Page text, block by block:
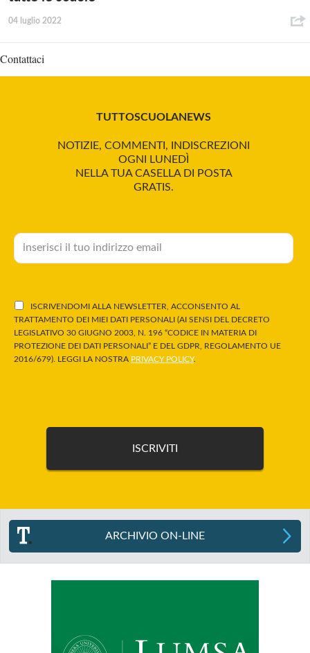
04 luglio 2022
Contattaci
TUTTOSCUOLANEWS
NOTIZIE, COMMENTI, INDISCREZIONI
OGNI LUNEDÌ
NELLA TUA CASELLA DI POSTA
GRATIS.
ISCRIVENDOMI ALLA NEWSLETTER, ACCONSENTO AL
TRATTAMENTO DEI MIEI DATI PERSONALI (AI SENSI DEL DECRETO
LEGISLATIVO 30 GIUGNO 2003, N. 196 “CODICE IN MATERIA DI
PROTEZIONE DEI DATI PERSONALI” E DEL GDPR, REGOLAMENTO UE
2016/679). LEGGI LA NOSTRA PRIVACY POLICY.
ARCHIVIO ON-LINE